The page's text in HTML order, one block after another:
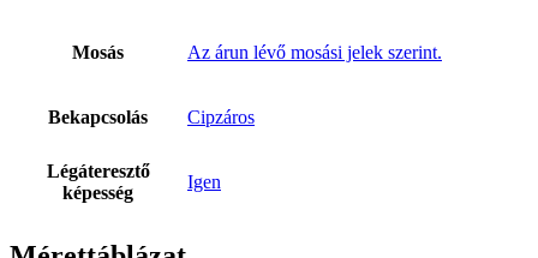
Mosás Az árun lévő mosási jelek szerint.
Bekapcsolás Cipzáros
Légáteresztő
képesség
Igen